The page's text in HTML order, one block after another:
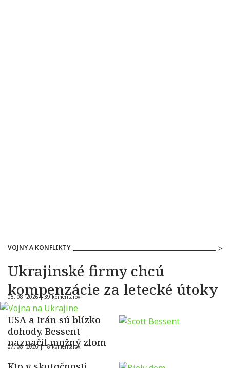
VOJNY A KONFLIKTY
Ukrajinské firmy chcú
kompenzácie za letecké útoky
08. 08. 2026 |39 komentárov
USA a Irán sú blízko
dohody. Bessent
naznačil možný zlom
07. 08. 2026 |18 komentárov